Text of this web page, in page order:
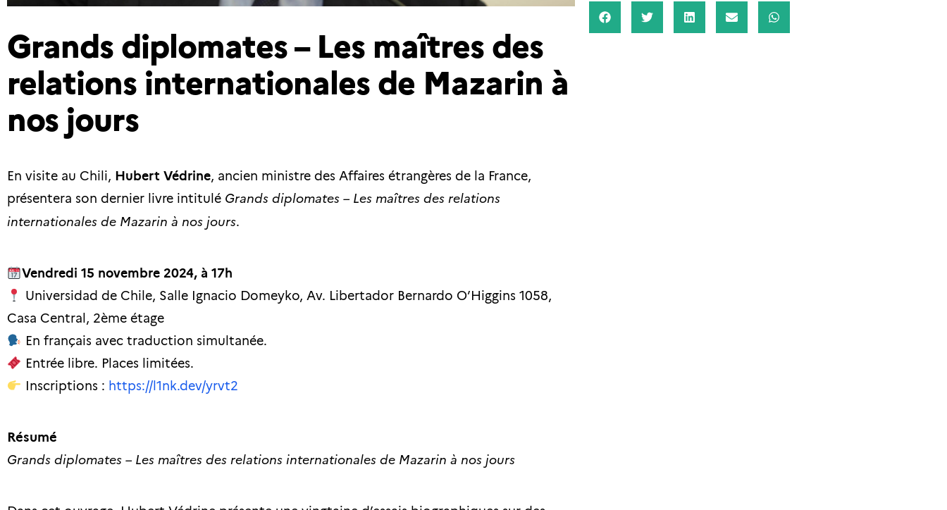
Grands diplomates – Les maîtres des
relations internationales de Mazarin à
nos jours
En visite au Chili, Hubert Védrine, ancien ministre des Affaires étrangères de la France,
présentera son dernier livre intitulé Grands diplomates – Les maîtres des relations
internationales de Mazarin à nos jours.
Vendredi 15 novembre 2024, à 17h
Universidad de Chile, Salle Ignacio Domeyko, Av. Libertador Bernardo O’Higgins 1058,
Casa Central, 2ème étage
En français avec traduction simultanée.
Entrée libre. Places limitées.
Inscriptions : https://l1nk.dev/yrvt2
Résumé
Grands diplomates – Les maîtres des relations internationales de Mazarin à nos jours